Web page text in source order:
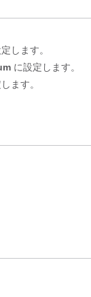
します。
に設定します。
ます。